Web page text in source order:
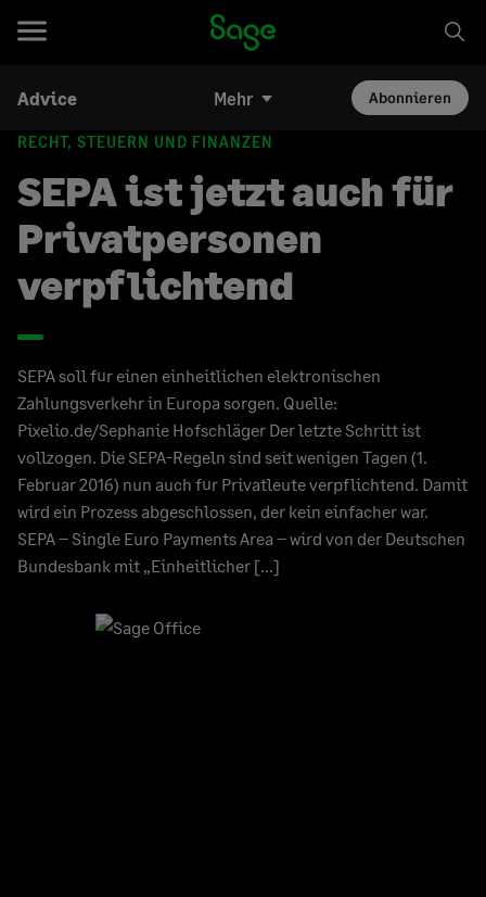
Advice Mehr Abonnieren
RECHT, STEUERN UND FINANZEN
SEPA ist jetzt auch für
Privatpersonen
verpflichtend
SEPA soll für einen einheitlichen elektronischen
Zahlungsverkehr in Europa sorgen. Quelle:
Pixelio.de/Sephanie Hofschläger Der letzte Schritt ist
vollzogen. Die SEPA-Regeln sind seit wenigen Tagen (1.
Februar 2016) nun auch für Privatleute verpflichtend. Damit
wird ein Prozess abgeschlossen, der kein einfacher war.
SEPA – Single Euro Payments Area – wird von der Deutschen
Bundesbank mit „Einheitlicher […]